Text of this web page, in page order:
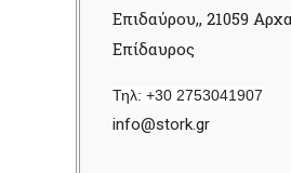
Επιδαύρου,, 21059
Επίδαυρος
Τηλ: +30 2753041907
info@stork.gr